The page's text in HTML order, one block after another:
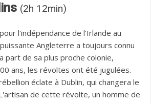
(2h 12min)
l'indépendance de l'Irlande au
Angleterre a toujours connu
part de sa plus proche colonie,
ans, les révoltes ont été jugulées.
éclate à Dublin, qui changera le
de cette révolte, un homme de